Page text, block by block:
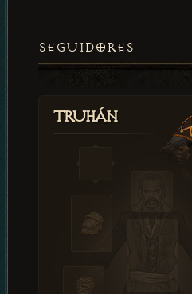
SEGUIDORES
Truhán